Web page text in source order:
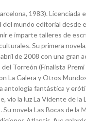
1983). Licenciada
del mundo editorial desde
e imparte talleres de
Su primera
de 2008 con una gran
del Torreón (Finalista
La Galera y Otros
antología fantástica y
vio la luz La Vidente de la
Su novela Las Bocas de la